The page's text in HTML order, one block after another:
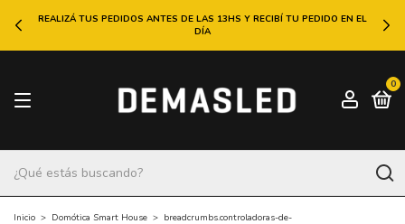
REALIZÁ TUS PEDIDOS ANTES DE LAS 13HS Y RECIBÍ TU PEDIDO EN EL
DÍA
0
Inicio > Domótica Smart House > breadcrumbs.controladoras-de-